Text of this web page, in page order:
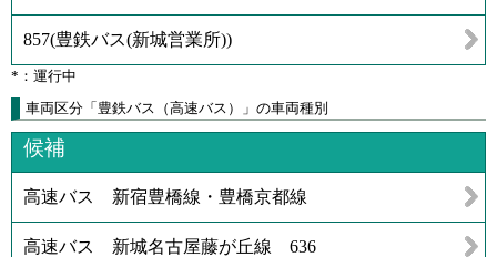
857(豊鉄バス(新城営業所))
*：運行中
車両区分「豊鉄バス（高速バス）」の車両種別
候補
高速バス 新宿豊橋線・豊橋京都線
高速バス 新城名古屋藤が丘線 636